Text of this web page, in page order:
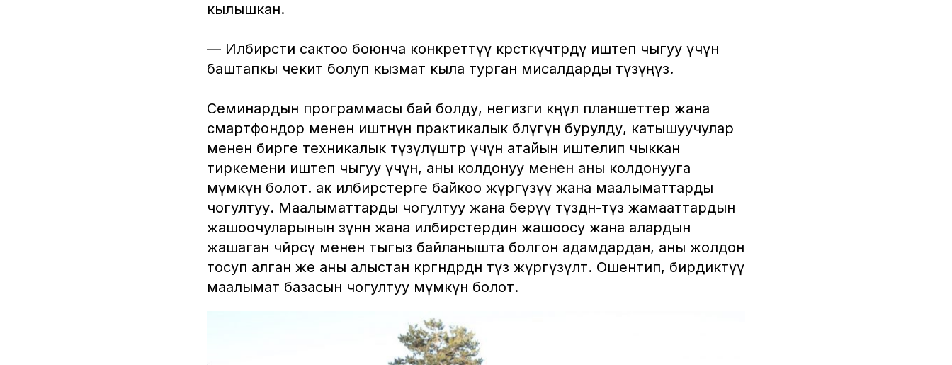
кылышкан.
— Илбирсти сактоо боюнча конкреттүү көрсөткүчтөрдү иштеп чыгуу үчүн
баштапкы чекит болуп кызмат кыла турган мисалдарды түзүңүз.
Семинардын программасы бай болду, негизги көңүл планшеттер жана
смартфондор менен иштөөнүн практикалык бөлүгүнө бурулду, катышуучулар
менен бирге техникалык түзүлүштөр үчүн атайын иштелип чыккан
тиркемени иштеп чыгуу үчүн, аны колдонуу менен аны колдонууга
мүмкүн болот. ак илбирстерге байкоо жүргүзүү жана маалыматтарды
чогултуу. Маалыматтарды чогултуу жана берүү түздөн-түз жамааттардын
жашоочуларынын өзүнөн жана илбирстердин жашоосу жана алардын
жашаган чөйрөсү менен тыгыз байланышта болгон адамдардан, аны жолдон
тосуп алган же аны алыстан көргөндөрдөн түз жүргүзүлөт. Ошентип, бирдиктүү
маалымат базасын чогултуу мүмкүн болот.